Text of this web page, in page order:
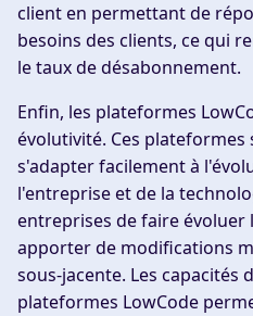
client en permettant de
besoins des clients, ce qui
le taux de désabonnement.
Enfin, les plateformes
évolutivité. Ces
s'adapter facilement à
l'entreprise et de la
entreprises de faire évoluer
apporter de modifications
sous-jacente. Les
plateformes LowCode